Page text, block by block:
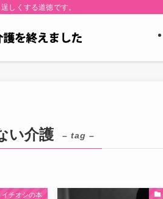
しくする道徳です。
い介護 – tag –
イチオシの本